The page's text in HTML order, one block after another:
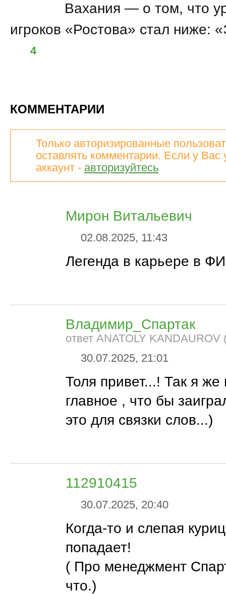
Вахания — о том, что
игроков «Ростова» стал ниже:
4
КОММЕНТАРИИ
Только авторизированные
оставлять комментарии. Если у Вас
аккаунт - авторизуйтесь
Мирон Витальевич
02.08.2025, 11:43
Легенда в карьере в
Владимир_Спартак
ответ ANATOLY KANDAUROV
30.07.2025, 21:01
Толя привет...! Так я
главное , что бы
это для связки слов...)
112910415
30.07.2025, 20:40
Когда-то и слепая
попадает!
( Про менеджмент
что.)